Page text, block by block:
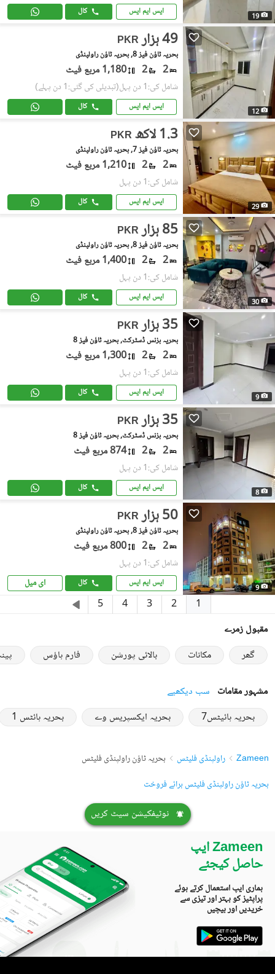
19 ایس ایم ایس کال
12
PKR 49 ہزار
بحریہ ٹاؤن فیز 8, بحریہ ٹاؤن راولپنڈی
2
2 1,180 مربع فیٹ
شامل کی:1 دن پہل (تبدیلی کی گئی:1 دن پہلے)
ایس ایم ایس کال
29
PKR 1.3 لاکھ
بحریہ ٹاؤن فیز 7, بحریہ ٹاؤن راولپنڈی
2
2 1,210 مربع فیٹ
شامل کی:1 دن پہل
ایس ایم ایس کال
30
PKR 85 ہزار
بحریہ ٹاؤن فیز 8, بحریہ ٹاؤن راولپنڈی
2
2 1,400 مربع فیٹ
شامل کی:1 دن پہل
ایس ایم ایس کال
9
PKR 35 ہزار
بحریہ بزنس ڈسٹرکٹ, بحریہ ٹاؤن فیز 8
2
2 1,300 مربع فیٹ
شامل کی:1 دن پہل
ایس ایم ایس کال
8
PKR 35 ہزار
بحریہ بزنس ڈسٹرکٹ, بحریہ ٹاؤن فیز 8
2
2 874 مربع فیٹ
شامل کی:1 دن پہل
ایس ایم ایس کال
9
PKR 50 ہزار
بحریہ ٹاؤن فیز 8, بحریہ ٹاؤن راولپنڈی
2
2 800 مربع فیٹ
شامل کی:1 دن پہل
ایس ایم ایس کال ای میل
1
2
3
4
5
مقبول زمرے
گھر
مکانات بالائی پورشن فارم ہاؤس
مشہور مقامات سب دیکھیے
بحریہ ہائیٹس7
بحریہ ایکسپریس وے بحریہ ہائٹس 1
Zameen راولپنڈی فلیٹس
بحریہ ٹاؤن راولپنڈی فلیٹس
بحریہ ٹاؤن راولپنڈی فلیٹس برائے فروخت
نوٹیفکیشن سیٹ کریں
Zameen ایپ
حاصل کیجئے
ہماری ایپ استعمال کرتے ہوئے
پراپٹیز کو بہتر اور تیزی سے
خریدیں اور بیچیں